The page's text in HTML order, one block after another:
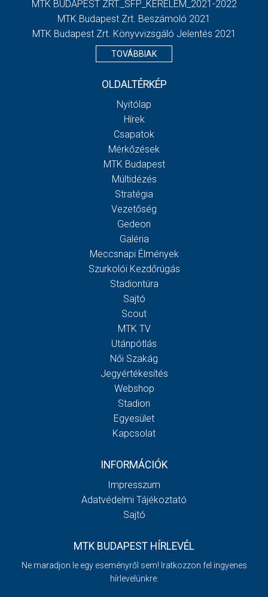
MTK BUDAPEST ZRT._SFP_KERELEM_2021-2022
MTK Budapest Zrt. Beszámoló 2021
MTK Budapest Zrt. Könyvvizsgáló Jelentés 2021
TOVÁBBIAK
OLDALTÉRKÉP
Nyitólap
Hírek
Csapatok
Mérkőzések
MTK Budapest
Múltidézés
Stratégia
Vezetőség
Gedeon
Galéria
Meccsnapi Élmények
Szurkolói Kezdőrúgás
Stadiontúra
Sajtó
Scout
MTK TV
Utánpótlás
Női Szakág
Jegyértékesítés
Webshop
Stadion
Egyesület
Kapcsolat
INFORMÁCIÓK
Impresszum
Adatvédelmi Tájékoztató
Sajtó
MTK BUDAPEST HÍRLEVÉL
Ne maradjon le egy eseményről sem! Iratkozzon fel ingyenes
hírlevelünkre: